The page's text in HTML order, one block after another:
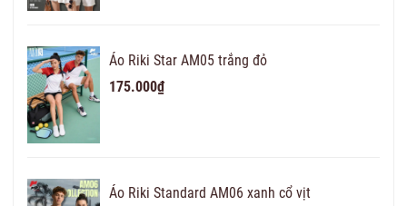
Áo Riki Star AM05 trắng đỏ
175.000₫
Áo Riki Standard AM06 xanh cổ vịt